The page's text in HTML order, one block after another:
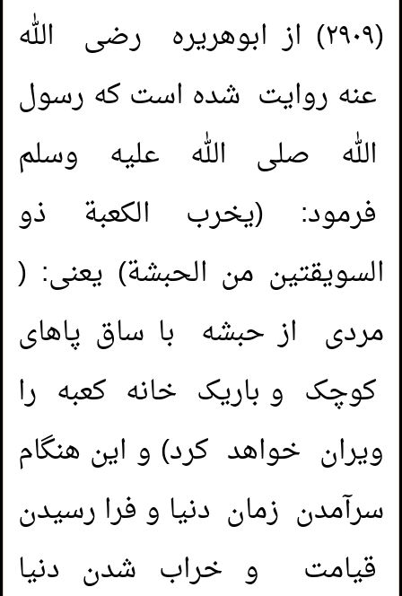
(٢٩٠٩) از ابوهریره رضی الله
عنه روایت شده است که رسول
الله صلی الله عليه وسلم
فرمود: (يخرب الكعبة ذو
السويقتين من الحبشة) یعنی: (
مردی از حبشه با ساق پاهای
کوچک و باریک خانه کعبه را
ویران خواهد کرد) و این هنگام
سرآمدن زمان دنیا و فرا رسیدن
قیامت و خراب شدن دنیا